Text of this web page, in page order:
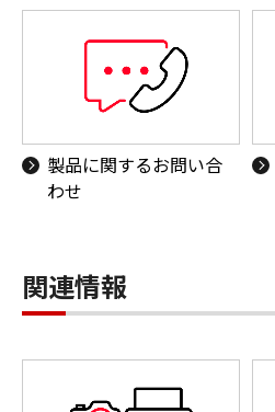
製品に関するお問い合
わせ
関連情報